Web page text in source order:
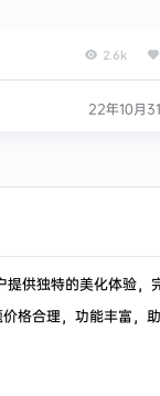
2.6k
22年10月
供独特的美化体验，
格合理，功能丰富，